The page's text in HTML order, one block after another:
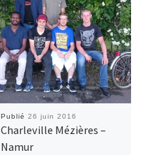
Publié 26 juin 2016
Charleville Mézières –
Namur